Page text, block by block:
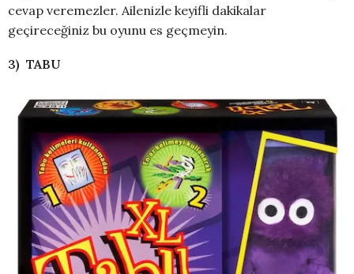
cevap veremezler. Ailenizle keyifli dakikalar
geçireceğiniz bu oyunu es geçmeyin.
3) TABU